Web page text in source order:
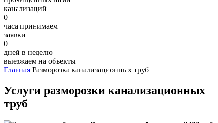
канализаций
0
часа принимаем
заявки
0
дней в неделю
выезжаем на объекты
Главная Разморозка канализационных труб
Услуги разморозки канализационных
труб